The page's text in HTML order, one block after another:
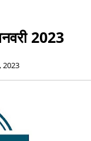
2023
2023